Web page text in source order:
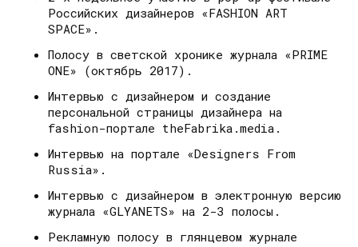
Российских дизайнеров «FASHION ART
SPACE».
Полосу в светской хронике журнала «PRIME
ONE» (октябрь 2017).
Интервью с дизайнером и создание
персональной страницы дизайнера на
fashion-портале theFabrika.media.
Интервью на портале «Designers From
Russia».
Интервью с дизайнером в электронную версию
журнала «GLYANETS» на 2-3 полосы.
Рекламную полосу в глянцевом журнале